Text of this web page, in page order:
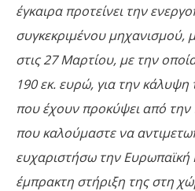
έγκαιρα προτείνει την
συγκεκριμένου μηχανισμού,
στις 27 Μαρτίου, με την
190 εκ. ευρώ, για την
που έχουν προκύψει από
που καλούμαστε να
ευχαριστήσω την Ευρωπαϊκή
έμπρακτη στήριξη της στη